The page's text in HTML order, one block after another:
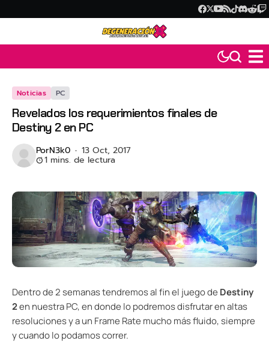
Noticias PC
Revelados los requerimientos finales de
Destiny 2 en PC
PorN3k0 13 Oct, 2017
1 mins. de lectura
Dentro de 2 semanas tendremos al fin el juego de Destiny
2en nuestra PC, en donde lo podremos disfrutar en altas
resoluciones y a un Frame Rate mucho más fluido, siempre
y cuando lo podamos correr.